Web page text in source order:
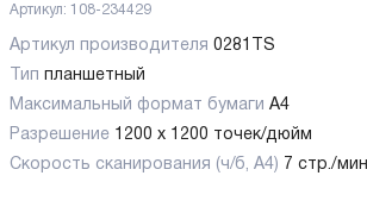
Артикул: 108-234429
Артикул производителя 0281TS
Тип
планшетный
Максимальный формат бумаги А4
Разрешение 1200 x 1200 точек/дюйм
Скорость сканирования (ч/б, А4) 7 стр./мин